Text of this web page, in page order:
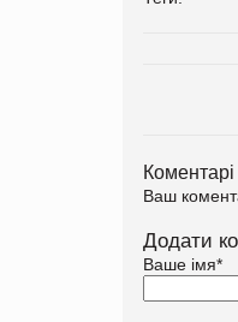
Коментарі
Ваш
Додати
Ваше імя*